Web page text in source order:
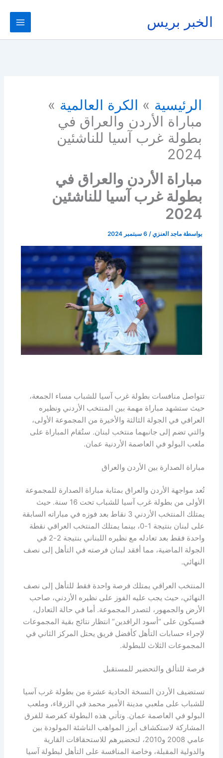
المحتوى
الخبر بريس
الرئيسية
الكرة العالمية
مباراة الأردن والعراق في
بطولة غرب آسيا للناشئين
2024
مباراة الأردن والعراق في
بطولة غرب آسيا للناشئين
2024
بواسطة ماجد العنزي/ 6 سبتمبر 2024
تتواصل منافسات بطولة غرب آسيا للشباب مساء الجمعة،
حيث ستشهد مباراة مهمة بين المنتخب الأردني ونظيره
العراقي في الجولة الثالثة والأخيرة من المجموعة الأولى،
والتي تضم إلى جانبهما منتخب لبنان. ستُقام المباراة على
ملعب البولو في العاصمة الأردنية عمان.
مباراة الصدارة بين الأردن والعراق
تُعد مواجهة الأردن والعراق بمثابة مباراة الصدارة للمجموعة
الأولى من بطولة غرب آسيا للشباب تحت 16 سنة. حيث
يمتلك المنتخب الأردني 3 نقاط بعد فوزه في مباراته السابقة
على لبنان بنتيجة 1-0، بينما يمتلك المنتخب العراقي نقطة
واحدة فقط بعد تعادله مع نظيره اللبناني بنتيجة 2-2 في
الجولة الماضية، مما أفقد لبنان فرصته في التأهل إلى نصف
النهائي.
المنتخب العراقي يمتلك فرصة واحدة فقط للتأهل إلى نصف
النهائي، حيث يجب عليه الفوز على نظيره الأردني، صاحب
الأرض والجمهور، لتصدر المجموعة. أما في حالة التعادل،
فسيكون على “أسود الرافدين” انتظار نتائج بقية المجموعات
لإجراء حسابات التأهل كأفضل فريق يحتل المركز الثاني في
المجموعات الثلاث للبطولة.
فرصة للتألق والتحضير للمستقبل
تستضيف الأردن النسخة الحادية عشرة من بطولة غرب آسيا
للشباب على ملعبي مدينة الأمير محمد في الزرقاء، وملعب
البولو في العاصمة عمان. وتأتي هذه البطولة كفرصة للفرق
المشاركة لاستكشاف أبرز المواهب الناشئة المولودة بين
عامي 2008 و2010، لتحضيرهم للاستحقاقات القارية
والدولية المقبلة، وخاصة المنافسة على التأهل لبطولة آسيا